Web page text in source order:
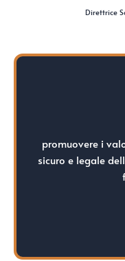
Direttrice
promuovere i
sicuro e legale
promuovere i
sicuro e legale